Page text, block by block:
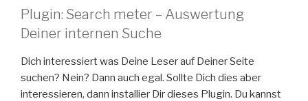
Plugin: Search meter – Auswertung
Deiner internen Suche
Dich interessiert was Deine Leser auf Deiner Seite
suchen? Nein? Dann auch egal. Sollte Dich dies aber
interessieren, dann installier Dir dieses Plugin. Du kannst